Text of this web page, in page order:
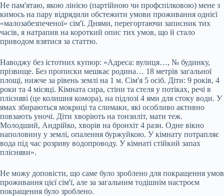
Не пам'ятаю, якою лінією (партійною чи профспілковою) мене з
кимось на пару відрядили обстежити умови проживання однієї
«малозабезпеченої» сім'ї. Днями, перегортаючи записник тих
часів, я натрапив на короткий опис тих умов, що й стало
приводом взятися за статтю.
Наводжу без істотних купюр: «Адреса: вулиця…, № будинку,
прізвище. Без прописки мешкає родина… 18 метрів загальної
площі, нижче за рівень землі на 1 м. Сім'я 5 осіб. Діти: 9 років, 4
роки та 4 місяці. Кімната сира, стіни та стеля у потіках, речі в
плісняві (це колишня комора), на підлозі 4 ями для стоку води. У
ямах збираються мокриці та слимаки, які особливо активно
повзають уночі. Діти хворіють на тонзиліт, мати теж.
Молодший, Андрійко, хворів на бронхіт 4 рази. Одне вікно
наполовину у землі, опалення буржуйкою. У кімнату потрапляє
вода під час розриву водопроводу. У кімнаті стійкий запах
плісняви».
Не можу доповісти, що саме було зроблено для покращення умов
проживання цієї сім'ї, але за загальним тодішнім настроєм
покращення було зроблено.